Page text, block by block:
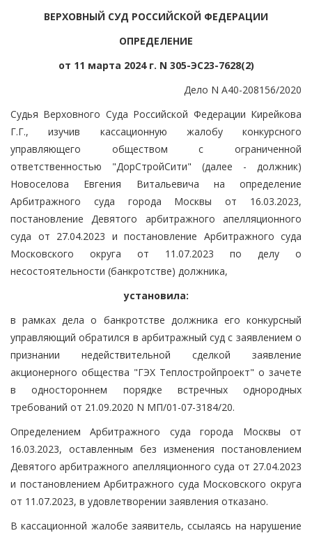
ВЕРХОВНЫЙ СУД РОССИЙСКОЙ ФЕДЕРАЦИИ
ОПРЕДЕЛЕНИЕ
от 11 марта 2024 г. N 305-ЭС23-7628(2)
Дело N А40-208156/2020
Судья Верховного Суда Российской Федерации Кирейкова
Г.Г., изучив кассационную жалобу конкурсного
управляющего обществом с ограниченной
ответственностью "ДорСтройСити" (далее - должник)
Новоселова Евгения Витальевича на определение
Арбитражного суда города Москвы от 16.03.2023,
постановление Девятого арбитражного апелляционного
суда от 27.04.2023 и постановление Арбитражного суда
Московского округа от 11.07.2023 по делу о
несостоятельности (банкротстве) должника,
установила:
в рамках дела о банкротстве должника его конкурсный
управляющий обратился в арбитражный суд с заявлением о
признании недействительной сделкой заявление
акционерного общества "ГЭХ Теплостройпроект" о зачете
в одностороннем порядке встречных однородных
требований от 21.09.2020 N МП/01-07-3184/20.
Определением Арбитражного суда города Москвы от
16.03.2023, оставленным без изменения постановлением
Девятого арбитражного апелляционного суда от 27.04.2023
и постановлением Арбитражного суда Московского округа
от 11.07.2023, в удовлетворении заявления отказано.
В кассационной жалобе заявитель, ссылаясь на нарушение